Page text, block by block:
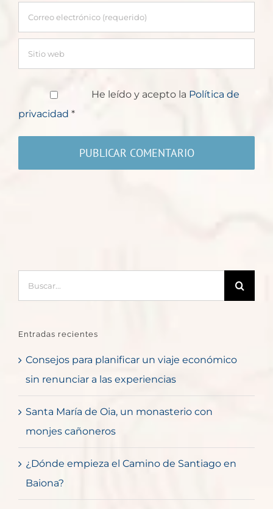
He leído y acepto la Política de
privacidad *
Entradas recientes
Consejos para planificar un viaje económico
sin renunciar a las experiencias
Santa María de Oia, un monasterio con
monjes cañoneros
¿Dónde empieza el Camino de Santiago en
Baiona?